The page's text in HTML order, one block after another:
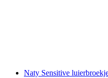
Naty Sensitive